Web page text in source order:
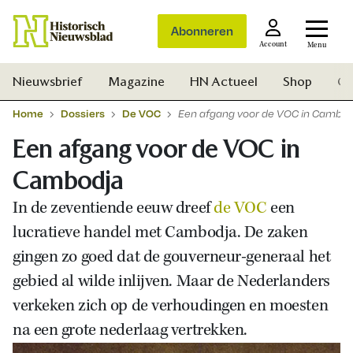
Abonneren
Account Menu
Zoek
Nieuwsbrief Magazine HN Actueel Shop
Home Dossiers De VOC Een afgang voor de VOC in
Een afgang voor de VOC in
Cambodja
In de zeventiende eeuw dreefde VOCeen
lucratieve handel met Cambodja. De zaken
gingen zo goed dat de gouverneur-generaal het
gebied al wilde inlijven. Maar de Nederlanders
verkeken zich op de verhoudingen en moesten
na een grote nederlaag vertrekken.